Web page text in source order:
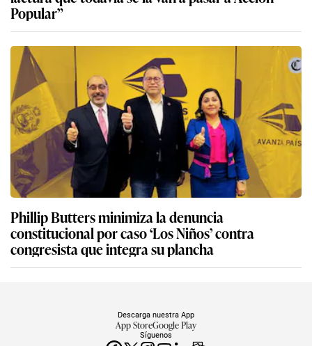
Popular”
Phillip Butters minimiza la denuncia
constitucional por caso ‘Los Niños’ contra
congresista que integra su plancha
Síguenos
Descarga nuestra App
App StoreGoogle Play